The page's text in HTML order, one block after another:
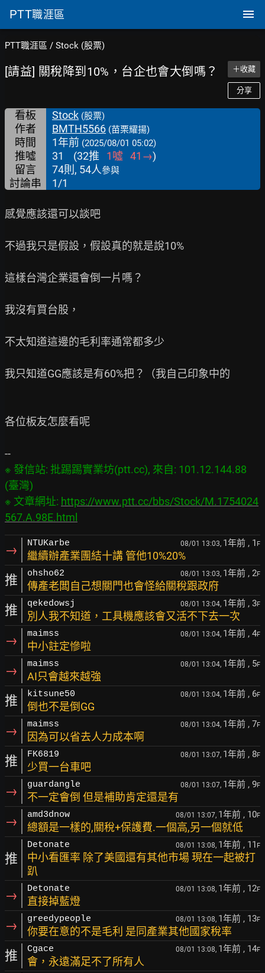
PTT職涯區
PTT職涯區 / Stock (股票)
[請益] 關稅降到10%，台企也會大倒嗎？ ＋收藏
分享
看板 Stock (股票)
作者 BMTH5566 (苗栗耀揚)
時間 1年前 (2025/08/01 05:02)
推噓 31 (32推 1噓 41 →)
留言
74則, 54人參與
討論串 1/1
感覺應該還可以談吧
不過我只是假設，假設真的就是說10%
這樣台灣企業還會倒一片嗎？
我沒有買台股，
不太知道這邊的毛利率通常都多少
我只知道GG應該是有60%把？（我自己印象中的
各位板友怎麼看呢
※ 發信站: 批踢踢實業坊(ptt.cc), 來自: 101.12.144.88
(臺灣)
※ 文章網址: https://www.ptt.cc/bbs/Stock/M.1754024
567.A.98E.html
→ NTUKarbe 08/01 13:03, 1年前 , 1 F
繼續辦產業團結十講 管他10%20%
推 ohsho62 08/01 13:03, 1年前 , 2F
傳產老闆自己想關門也會怪給關稅跟政府
推 qekedowsj 08/01 13:04, 1年前 , 3F
別人我不知道，工具機應該會又活不下去一次
→ maimss 08/01 13:04, 1年前 , 4F
中小註定慘啦
→ maimss 08/01 13:04, 1年前 , 5F
AI只會越來越強
推 kitsune50 08/01 13:04, 1年前 , 6F
倒也不是倒GG
→ maimss 08/01 13:04, 1年前 , 7F
因為可以省去人力成本啊
推 FK6819 08/01 13:07, 1年前 , 8F
少買一台車吧
→ guardangle 08/01 13:07, 1年前 , 9F
不一定會倒 但是補助肯定還是有
→ amd3dnow 08/01 13:07, 1年前 , 10F
總額是一樣的,關稅+保護費.一個高,另一個就低
推
Detonate 08/01 13:08, 1年前 , 11 F
中小看匯率 除了美國還有其他市場 現在一起被打
趴
→ Detonate 08/01 13:08, 1年前 , 12F
直接掉藍燈
→ greedypeople 08/01 13:08, 1年前 , 13F
你要在意的不是毛利 是同產業其他國家稅率
推 Cgace 08/01 13:08, 1年前 , 14F
會，永遠滿足不了所有人